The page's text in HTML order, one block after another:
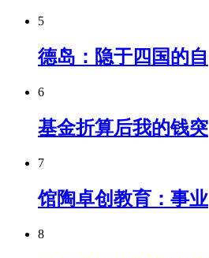
5
德岛：隐于四国的自
6
基金折算后我的钱突
7
馆陶卓创教育：事业
8